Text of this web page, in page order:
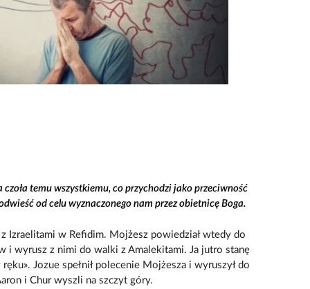
temu wszystkiemu, co przychodzi jako przeciwność
od celu wyznaczonego nam przez obietnicę Boga.
Izraelitami w Refidim. Mojżesz powiedział wtedy do
i wyrusz z nimi do walki z Amalekitami. Ja jutro stanę
Jozue spełnił polecenie Mojżesza i wyruszył do
i Chur wyszli na szczyt góry.